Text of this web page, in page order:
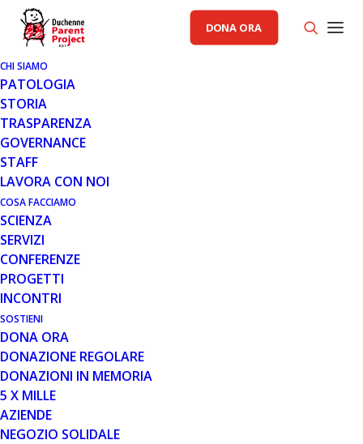
DONA ORA
CHI SIAMO
PATOLOGIA
STORIA
TRASPARENZA
GOVERNANCE
STAFF
LAVORA CON NOI
COSA FACCIAMO
SCIENZA
SERVIZI
CONFERENZE
PROGETTI
INCONTRI
SOSTIENI
DONA ORA
DONAZIONE REGOLARE
DONAZIONI IN MEMORIA
5 X MILLE
AZIENDE
NEGOZIO SOLIDALE
AREA SCIENZA PP
15 NOV 2012
ROMA: UN WORKSHOP
INTERNAZIONALE CONTRO LA
DMD
Si sono dati appuntamento a Roma, i